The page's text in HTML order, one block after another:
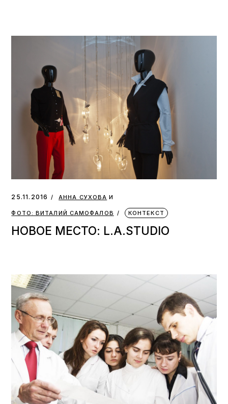
25.11.2016 АННА СУХОВА и
ФОТО: ВИТАЛИЙ САМОФАЛОВ КОНТЕКСТ
НОВОЕ МЕСТО: L.A.STUDIO